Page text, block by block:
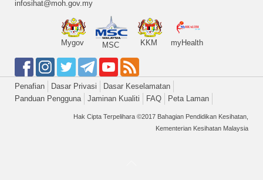
infosihat@moh.gov.my
Mygov MSC KKM myHealth
Penafian Dasar Privasi
Dasar Keselamatan
Panduan Pengguna
Jaminan Kualiti FAQ Peta Laman
Hak Cipta Terpelihara ©2017 Bahagian Pendidikan Kesihatan,
Kementerian Kesihatan Malaysia